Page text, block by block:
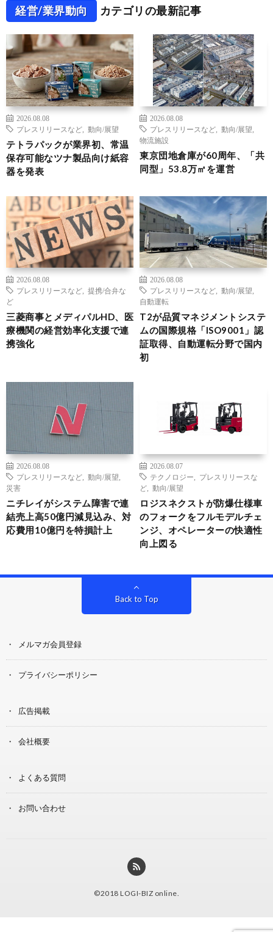
経営/業界動向 カテゴリの最新記事
2026.08.08
プレスリリースなど
動向/展望
テトラパックが業界初、常温
保存可能なツナ製品向け紙容
器を発表
2026.08.08
プレスリリースなど
動向/展望
物流施設
東京団地倉庫が60周年、「共
同型」53.8万㎡を運営
2026.08.08
プレスリリースなど
提携/合弁な
ど
三菱商事とメディパルHD、医
療機関の経営効率化支援で連
携強化
2026.08.08
プレスリリースなど
動向/展望
自動運転
T2が品質マネジメントシステ
ムの国際規格「ISO9001」認
証取得、自動運転分野で国内
初
2026.08.08
プレスリリースなど
動向/展望
災害
ニチレイがシステム障害で連
結売上高50億円減見込み、対
応費用10億円を特損計上
2026.08.07
テクノロジー
プレスリリースな
ど
動向/展望
ロジスネクストが防爆仕様車
のフォークをフルモデルチェ
ンジ、オペレーターの快適性
向上図る
Back to Top
メルマガ会員登録
プライバシーポリシー
広告掲載
会社概要
よくある質問
お問い合わせ
©2018 LOGI-BIZ online